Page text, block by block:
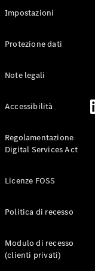
Impostazioni
Protezione dati
Note legali
Accessibilità
Regolamentazione
Digital Services Act
Licenze FOSS
Politica di recesso
Modulo di recesso
(clienti privati)